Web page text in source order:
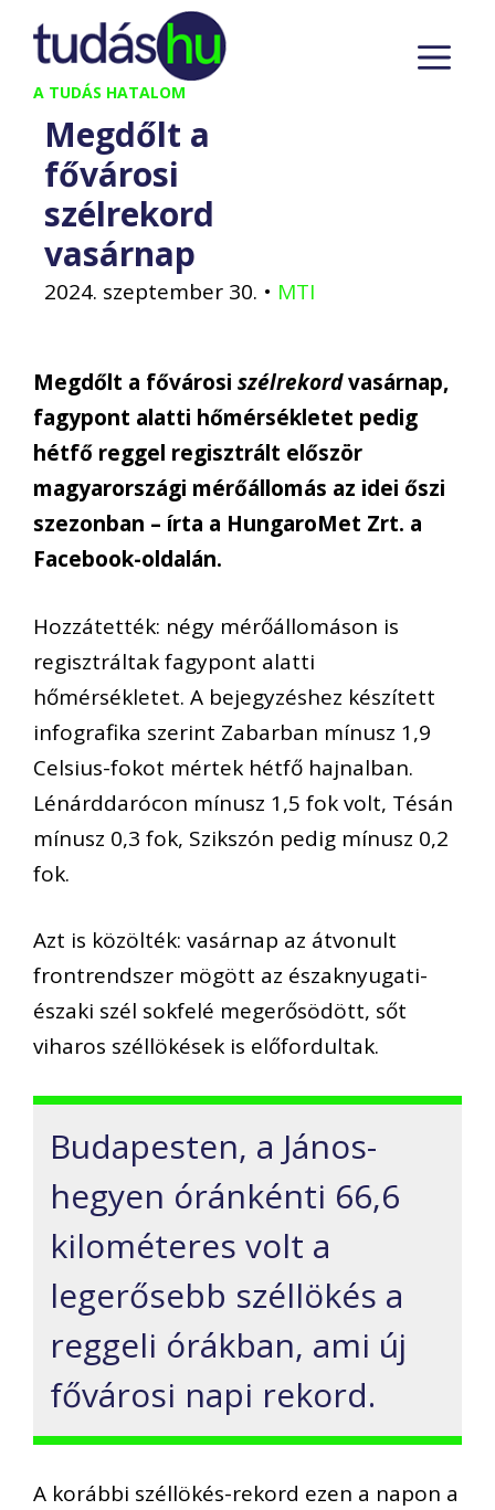
Kilépés
tartalomba
A TUDÁS HATALOM
Megdőlt a
fővárosi
szélrekord
vasárnap
2024. szeptember 30. • MTI
Megdőlt a fővárosi szélrekordvasárnap,
fagypont alatti hőmérsékletet pedig
hétfő reggel regisztrált először
magyarországi mérőállomás az idei őszi
szezonban – írta a HungaroMet Zrt. a
Facebook-oldalán.
Hozzátették: négy mérőállomáson is
regisztráltak fagypont alatti
hőmérsékletet. A bejegyzéshez készített
infografika szerint Zabarban mínusz 1,9
Celsius-fokot mértek hétfő hajnalban.
Lénárddarócon mínusz 1,5 fok volt, Tésán
mínusz 0,3 fok, Szikszón pedig mínusz 0,2
fok.
Azt is közölték: vasárnap az átvonult
frontrendszer mögött az északnyugati-
északi szél sokfelé megerősödött, sőt
viharos széllökések is előfordultak.
Budapesten, a János-
hegyen óránkénti 66,6
kilométeres volt a
legerősebb széllökés a
reggeli órákban, ami új
fővárosi napi rekord.
A korábbi széllökés-rekord ezen a napon a